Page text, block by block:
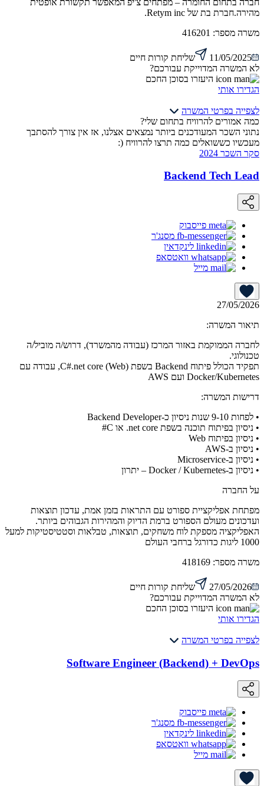
מהירה.חברת בת של Retym inc.
משרה מספר: 416201
11/05/2025
שליחת קורות חיים
לא המשרה המדוייקת עבורכם?
היעזרו בסוכן החכם
הגדירו אותי
לצפייה בפרטי המשרה
כמה אמורים להרוויח בתחום שלי?
נתוני השכר המעודכנים ביותר נמצאים אצלנו, אז אין צורך להסתבך
מעכשיו כששואלים כמה תרצו להרוויח (:
סקר השכר 2024
Backend Tech Lead
פייסבוק
מסנג'ר
לינקדאין
וואטסאפ
מייל
27/05/2026
תיאור המשרה:
לחברה הממוקמת באזור המרכז (עבודה מהמשרד), דרוש/ה מוביל/ה
טכנולוגי.
תפקיד הכולל פיתוח Backend בשפת C#.net core (Web), עבודה עם
Docker/Kubernetes ועם AWS
דרישות המשרה:
• לפחות 9-10 שנות ניסיון כ-Backend Developer
• ניסיון בפיתוח תוכנה בשפת net core. או C#
• ניסיון בפיתוח Web
• ניסיון ב-AWS
• ניסיון ב-Microservice
• ניסיון ב-Docker / Kubernetes – יתרון
על החברה
מפתחת אפליקציית ספורט עם התראות בזמן אמת, עדכון תוצאות
ועדכונים מעולם הספורט ברמת הדיוק והמהירות הגבוהים ביותר.
האפליקציה מספקת לוח משחקים, תוצאות, טבלאות וסטטיסטיקות למעל
1000 ליגות כדורגל ברחבי העולם
משרה מספר: 418169
27/05/2026
שליחת קורות חיים
לא המשרה המדוייקת עבורכם?
היעזרו בסוכן החכם
הגדירו אותי
לצפייה בפרטי המשרה
Software Engineer (Backend) + DevOps
פייסבוק
מסנג'ר
לינקדאין
וואטסאפ
מייל